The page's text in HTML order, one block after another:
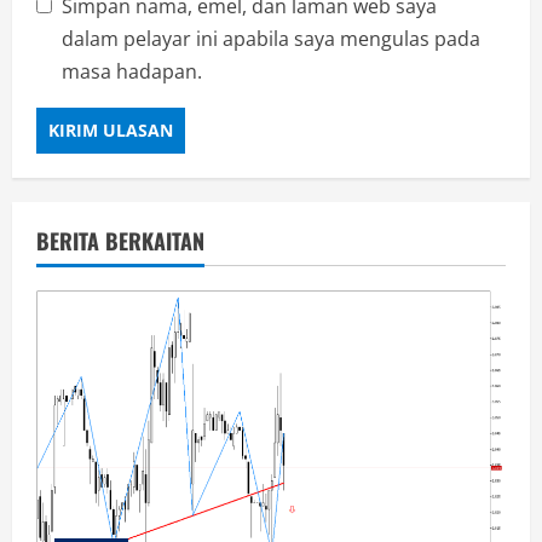
Simpan nama, emel, dan laman web saya
dalam pelayar ini apabila saya mengulas pada
masa hadapan.
BERITA BERKAITAN